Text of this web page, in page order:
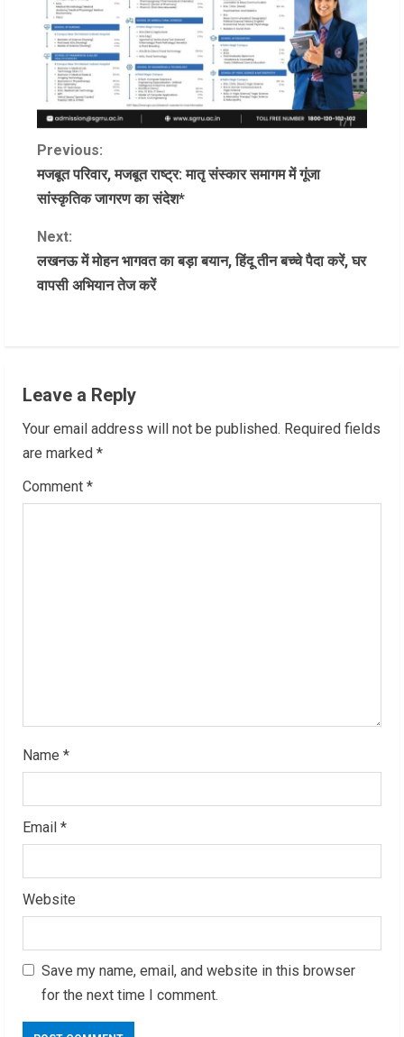
C
o
n
t
u
e
R
e
Previous:
मजबूत परिवार, मजबूत राष्ट्र: मातृ संस्कार समागम में गूंजा
सांस्कृतिक जागरण का संदेश*
Next:
लखनऊ में मोहन भागवत का बड़ा बयान, हिंदू तीन बच्चे पैदा करें, घर
वापसी अभियान तेज करें
Leave a Reply
Your email address will not be published. Required fields
are marked *
Comment *
Name *
Email *
Website
Save my name, email, and website in this browser
for the next time I comment.